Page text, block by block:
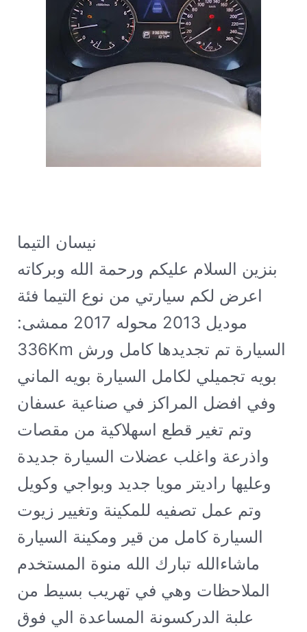
نيسان التيما SV 2017 قير اوتماتيك
بنزين السلام عليكم ورحمة الله وبركاته
اعرض لكم سيارتي من نوع التيما فئة SV
موديل 2013 محوله 2017 ممشى:
336Km السيارة تم تجديدها كامل ورش
بويه تجميلي لكامل السيارة بويه الماني
وفي افضل المراكز في صناعية عسفان
وتم تغير قطع اسهلاكية من مقصات
واذرعة واغلب عضلات السيارة جديدة
وعليها راديتر مويا جديد وبواجي وكويل
وتم عمل تصفيه للمكينة وتغيير زيوت
السيارة كامل من قير ومكينة السيارة
ماشاءالله تبارك الله منوة المستخدم
الملاحظات وهي في تهريب بسيط من
علبة الدركسونة المساعدة الي فوق